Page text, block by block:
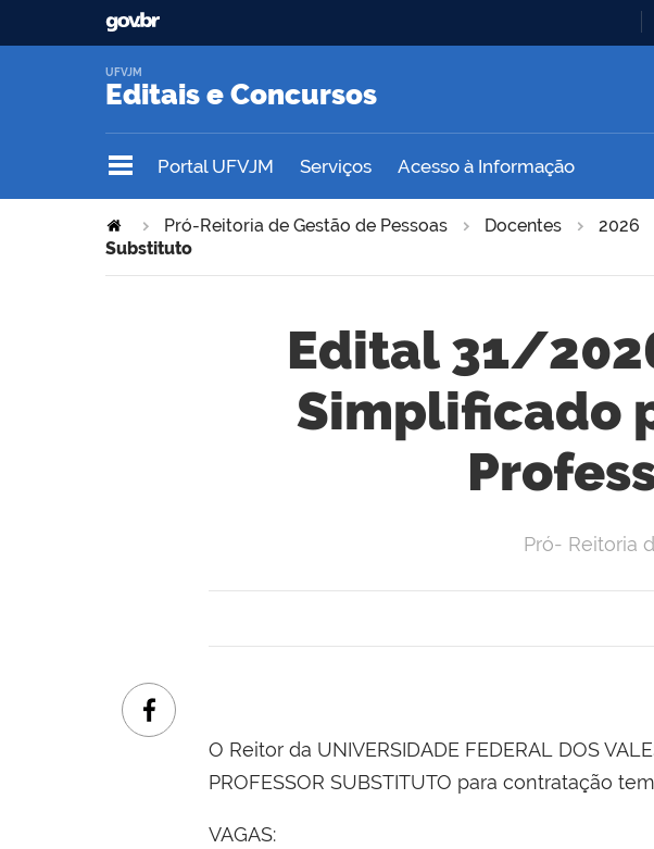
Editais e Concursos
UFVJM
Portal UFVJM Serviços Acesso à Informação
Pró-Reitoria de Gestão de Pessoas Docentes 2026
Substituto
Edital 31/
Simplificado
Pró- Reitoria
O Reitor da UNIVERSIDADE FEDERAL DOS
PROFESSOR SUBSTITUTO para contratação
VAGAS: